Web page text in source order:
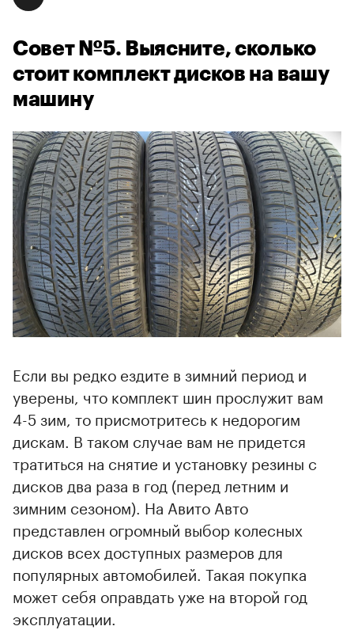
Совет №5. Выясните, сколько
стоит комплект дисков на вашу
машину
Если вы редко ездите в зимний период и
уверены, что комплект шин прослужит вам
4-5 зим, то присмотритесь к недорогим
дискам. В таком случае вам не придется
тратиться на снятие и установку резины с
дисков два раза в год (перед летним и
зимним сезоном). На Авито Авто
представлен огромный выбор колесных
дисков всех доступных размеров для
популярных автомобилей. Такая покупка
может себя оправдать уже на второй год
эксплуатации.